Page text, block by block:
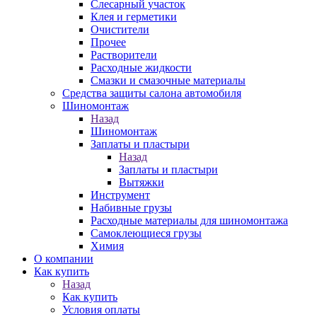
Слесарный участок
Клея и герметики
Очистители
Прочее
Растворители
Расходные жидкости
Смазки и смазочные материалы
Средства защиты салона автомобиля
Шиномонтаж
Назад
Шиномонтаж
Заплаты и пластыри
Назад
Заплаты и пластыри
Вытяжки
Инструмент
Набивные грузы
Расходные материалы для шиномонтажа
Самоклеющиеся грузы
Химия
О компании
Как купить
Назад
Как купить
Условия оплаты